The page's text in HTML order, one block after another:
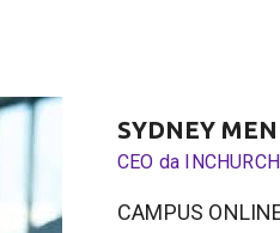
SYDNEY
CEO da INCHURCH
CAMPUS